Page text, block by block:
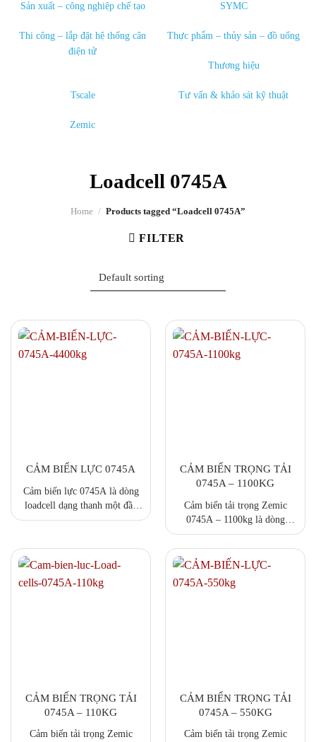
Sản xuất – công nghiệp chế tạo SYMC
Thi công – lắp đặt hệ thống cân
điện tử
Thực phẩm – thủy sản – đồ uống
Thương hiệu
Tscale Tư vấn & khảo sát kỹ thuật
Zemic
Loadcell 0745A
Home / Products tagged “Loadcell 0745A”
FILTER
CẢM BIẾN LỰC 0745A
Cảm biến lực 0745A là dòng
loadcell dạng thanh một đầu
(single point), thiết kế nhỏ
cao. Phù hợp cho cân bàn, cân
băng tải, máy đóng gói và các
công nghiệp. Đáp ứng tiêu
CẢM BIẾN TRỌNG TẢI
0745A – 1100KG
Cảm biến tải trọng Zemic
0745A – 1100kg là dòng
loadcell dạng thanh một đầu
(single point), thiết kế nhỏ
gọn, dễ lắp đặt, độ chính xác
băng tải, máy đóng gói và các
CẢM BIẾN TRỌNG TẢI
0745A – 110KG
Cảm biến tải trọng Zemic
CẢM BIẾN TRỌNG TẢI
0745A – 550KG
Cảm biến tải trọng Zemic